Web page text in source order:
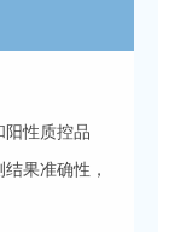
性质控品
果准确性，